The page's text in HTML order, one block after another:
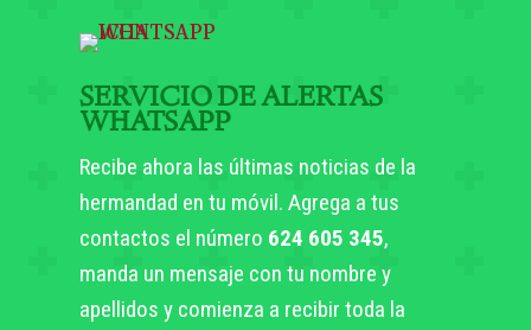
SERVICIO DE ALERTAS
WHATSAPP
Recibe ahora las últimas noticias de la
hermandad en tu móvil. Agrega a tus
contactos el número 624 605 345,
manda un mensaje con tu nombre y
apellidos y comienza a recibir toda la